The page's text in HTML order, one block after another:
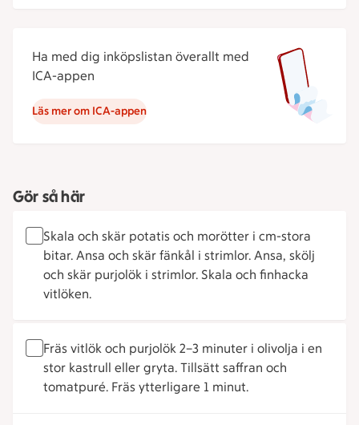
Ha med dig inköpslistan överallt med
ICA-appen
Läs mer om ICA-appen
Gör så här
Skala och skär potatis och morötter i cm-stora
bitar. Ansa och skär fänkål i strimlor. Ansa, skölj
och skär purjolök i strimlor. Skala och finhacka
vitlöken.
Fräs vitlök och purjolök 2–3 minuter i olivolja i en
stor kastrull eller gryta. Tillsätt saffran och
tomatpuré. Fräs ytterligare 1 minut.